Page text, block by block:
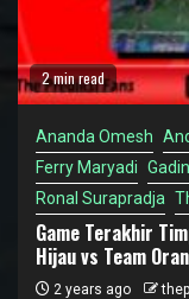
2 min read
Ananda Omesh
Ferry Maryadi
Ronal Surapradja
Game Terakhir
Hijau vs Team
2 years ago